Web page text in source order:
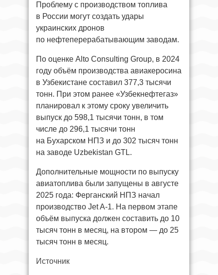
Проблему с производством топлива
в России могут создать удары
украинских дронов
по нефтеперерабатывающим заводам.
По оценке Alto Consulting Group, в 2024
году объём производства авиакеросина
в Узбекистане составил 377,3 тысячи
тонн. При этом ранее «Узбекнефтегаз»
планировал к этому сроку увеличить
выпуск до 598,1 тысячи тонн, в том
числе до 296,1 тысячи тонн
на Бухарском НПЗ и до 302 тысяч тонн
на заводе Uzbekistan GTL.
Дополнительные мощности по выпуску
авиатоплива были запущены в августе
2025 года: Ферганский НПЗ начал
производство Jet A-1. На первом этапе
объём выпуска должен составить до 10
тысяч тонн в месяц, на втором — до 25
тысяч тонн в месяц.
Источник